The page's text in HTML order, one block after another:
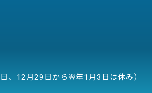
、12月29日から翌年1月3日は休み）